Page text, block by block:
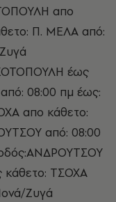
απο
Π. ΜΕΛΑ από:
έως
08:00 πμ έως:
απο κάθετο:
από: 08:00
ΤΣΟΧΑ
Ζυγά